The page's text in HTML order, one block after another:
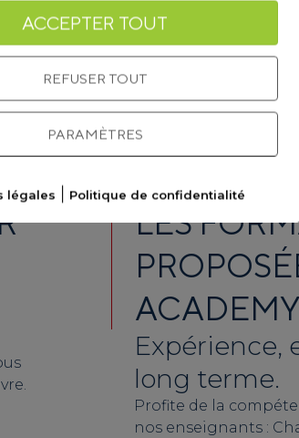
professionnelle dans nos offres de
LES
ACADEMY
Expérience,
long terme.
Profite de la
nos enseignants :
ACCEPTER TOUT
REFUSER TOUT
PARAMÈTRES
légales Politique de confidentialité